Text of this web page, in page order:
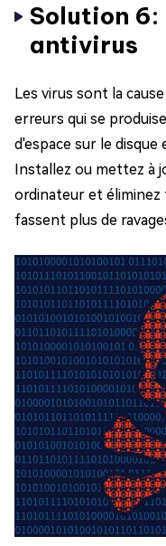
Solution
antivirus
Les virus sont la
erreurs qui se
d'espace sur le
Installez ou mettez à
ordinateur et éliminez
fassent plus de